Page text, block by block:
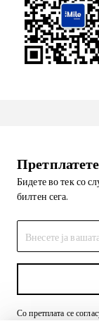
Бидете во тек со
билтен сега.
Со претплата се